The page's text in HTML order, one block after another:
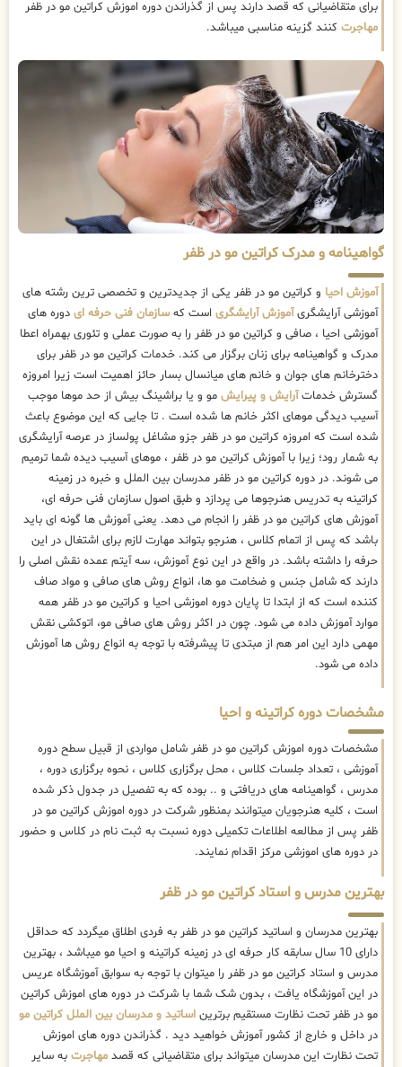
برای متقاضیانی که قصد دارند پس از گذراندن دوره اموزش کراتین مو در ظفر
مهاجرت کنند گزینه مناسبی میباشد.
گواهینامه و مدرک کراتین مو در ظفر
آموزش احیا و کراتین مو در ظفر یکی از جدیدترین و تخصصی ترین رشته های
آموزشی آرایشگریآموزش آرایشگری است کهسازمان فنی حرفه ای دوره های
آموزشی احیا ، صافی و کراتین مو در ظفر را به صورت عملی و تئوری بهمراه اعطا
مدرک و گواهینامه برای زنان برگزار می کند. خدمات کراتین مو در ظفر برای
دخترخانم های جوان و خانم های میانسال بسار حائز اهمیت است زیرا امروزه
گسترش خدماتآرایش و پیرایش مو و یا براشینگ بیش از حد موها موجب
آسیب دیدگی موهای اکثر خانم ها شده است . تا جایی که این موضوع باعث
شده است که امروزه کراتین مو در ظفر جزو مشاغل پولساز در عرصه آرایشگری
به شمار رود؛ زیرا با آموزش کراتین مو در ظفر ، موهای آسیب دیده شما ترمیم
می شوند. در دوره کراتین مو در ظفر مدرسان بین الملل و خبره در زمینه
کراتینه به تدریس هنرجوها می پردازد و طبق اصول سازمان فنی حرفه ای،
آموزش های کراتین مو در ظفر را انجام می دهد. یعنی آموزش ها گونه ای باید
باشد که پس از اتمام کلاس ، هنرجو بتواند مهارت لازم برای اشتغال در این
حرفه را داشته باشد. در واقع در این نوع آموزش، سه آیتم عمده نقش اصلی را
دارند که شامل جنس و ضخامت مو ها، انواع روش های صافی و مواد صاف
کننده است که از ابتدا تا پایان دوره اموزشی احیا و کراتین مو در ظفر همه
موارد آموزش داده می شود. چون در اکثر روش های صافی مو، اتوکشی نقش
مهمی دارد این امر هم از مبتدی تا پیشرفته با توجه به انواع روش ها آموزش
داده می شود.
مشخصات دوره کراتینه و احیا
مشخصات دوره اموزش کراتین مو در ظفر شامل مواردی از قبیل سطح دوره
آموزشی ، تعداد جلسات کلاس ، محل برگزاری کلاس ، نحوه برگزاری دوره ،
مدرس ، گواهینامه های دریافتی و .. بوده که به تفصیل در جدول ذکر شده
است ، کلیه هنرجویان میتوانند بمنظور شرکت در دوره اموزش کراتین مو در
ظفر پس از مطالعه اطلاعات تکمیلی دوره نسبت به ثبت نام در کلاس و حضور
در دوره های اموزشی مرکز اقدام نمایند.
بهترین مدرس و استاد کراتین مو در ظفر
بهترین مدرسان و اساتید کراتین مو در ظفر به فردی اطلاق میگردد که حداقل
دارای 10 سال سابقه کار حرفه ای در زمینه کراتینه و احیا مو میباشد ، بهترین
مدرس و استاد کراتین مو در ظفر را میتوان با توجه به سوابق آموزشگاه عریس
در این آموزشگاه یافت ، بدون شک شما با شرکت در دوره های اموزش کراتین
مو در ظفر تحت نظارت مستقیم برترین اساتید و مدرسان بین الملل کراتین مو
در داخل و خارج از کشور آموزش خواهید دید . گذراندن دوره های اموزش
تحت نظارت این مدرسان میتواند برای متقاضیانی که قصد مهاجرت به سایر